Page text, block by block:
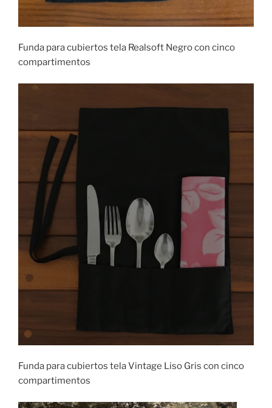
Funda para cubiertos tela Realsoft Negro con cinco
compartimentos
Funda para cubiertos tela Vintage Liso Gris con cinco
compartimentos